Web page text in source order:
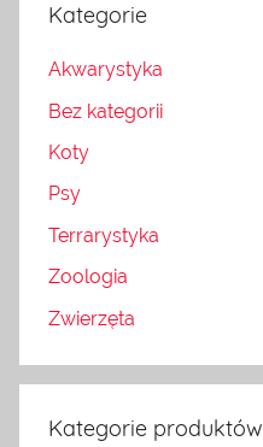
Kategorie
Akwarystyka
Bez kategorii
Koty
Psy
Terrarystyka
Zoologia
Zwierzęta
Kategorie produktów